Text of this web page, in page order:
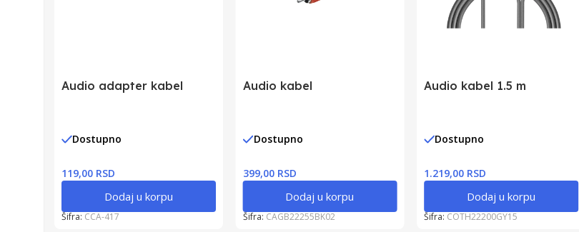
Audio adapter kabel
Dostupno
119,00 RSD
Dodaj u korpu
Šifra: CCA-417
Audio kabel
Dostupno
399,00 RSD
Dodaj u korpu
Šifra: CAGB22255BK02
Audio kabel 1.5 m
Dostupno
1.219,00 RSD
Dodaj u korpu
Šifra: COTH22200GY15